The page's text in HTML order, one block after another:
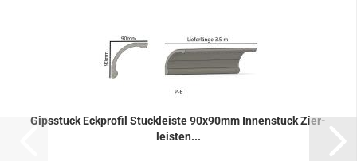
Gips­stuck Eck­pro­fil Stuck­leis­te 90x90mm In­nen­stuck Zier­
leis­ten...